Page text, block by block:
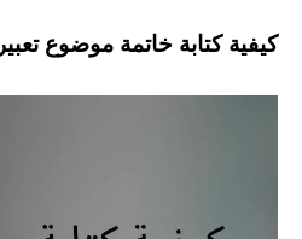
كيفية كتابة خاتمة موضوع تعبير